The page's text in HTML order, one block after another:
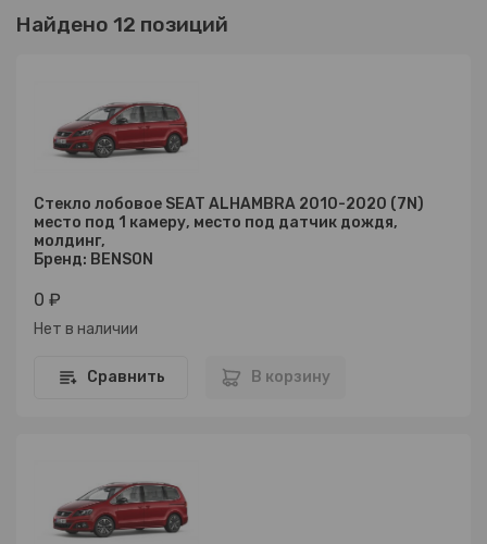
Найдено 12 позиций
Стекло лобовое SEAT ALHAMBRA 2010-2020 (7N)
место под 1 камеру, место под датчик дождя,
молдинг,
Бренд: BENSON
0 ₽
Нет в наличии
Сравнить В корзину